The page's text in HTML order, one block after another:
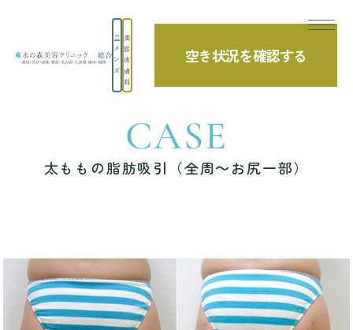
メ
ン
ズ
美
容
皮
膚
科
空き状況を確認する
TOP 症例写真 太ももの脂肪吸引（全周～お尻一部）
CASE
太ももの脂肪吸引（全周～お尻一部）